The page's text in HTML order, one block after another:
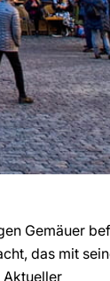
Gemäuer
das mit
Aktueller